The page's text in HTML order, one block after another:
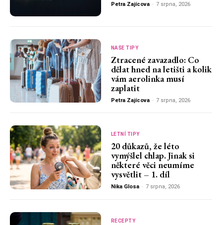
Petra Zajícova - 7 srpna, 2026
NAŠE TIPY
Ztracené zavazadlo: Co
dělat hned na letišti a kolik
vám aerolinka musí
zaplatit
Petra Zajícova - 7 srpna, 2026
LETNÍ TIPY
20 důkazů, že léto
vymýšlel chlap. Jinak si
některé věci neumíme
vysvětlit – 1. díl
Nika Glosa - 7 srpna, 2026
RECEPTY